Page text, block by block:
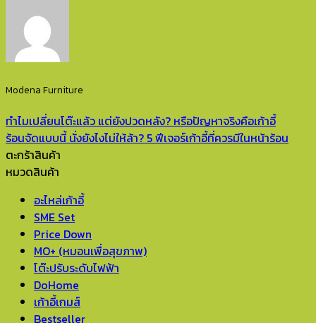
Modena Furniture
ทำไมเปลี่ยนโต๊ะแล้ว แต่ยังปวดหลัง? หรือปัญหาจริงคือเก้าอี้
ร้อนจัดแบบนี้ นั่งยังไงไม่ให้ล้า? 5 ฟีเจอร์เก้าอี้ที่ควรมีในหน้าร้อน
ตะกร้าสินค้า
หมวดสินค้า
อะไหล่เก้าอี้
SME Set
Price Down
MO+ (หมอนเพื่อสุขภาพ)
โต๊ะปรับระดับไฟฟ้า
DoHome
เก้าอี้เกมส์
Bestseller